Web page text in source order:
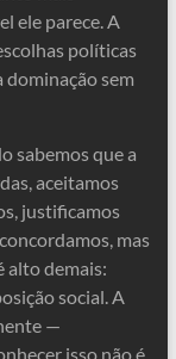
ele parece. A
políticas
dominação sem
sabemos que a
aceitamos
justificamos
mas
alto demais:
social. A
—
isso não é